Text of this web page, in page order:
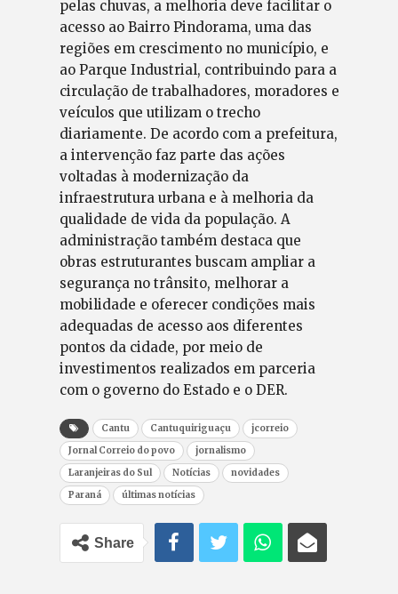
pelas chuvas, a melhoria deve facilitar o
acesso ao Bairro Pindorama, uma das
regiões em crescimento no município, e
ao Parque Industrial, contribuindo para a
circulação de trabalhadores, moradores e
veículos que utilizam o trecho
diariamente. De acordo com a prefeitura,
a intervenção faz parte das ações
voltadas à modernização da
infraestrutura urbana e à melhoria da
qualidade de vida da população. A
administração também destaca que
obras estruturantes buscam ampliar a
segurança no trânsito, melhorar a
mobilidade e oferecer condições mais
adequadas de acesso aos diferentes
pontos da cidade, por meio de
investimentos realizados em parceria
com o governo do Estado e o DER.
Cantu Cantuquiriguaçu
jcorreio
Jornal Correio do povo
jornalismo
Laranjeiras do Sul
Notícias
novidades
Paraná
últimas notícias
Share